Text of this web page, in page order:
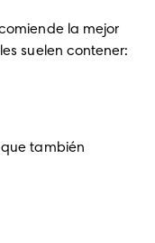
la mejor
suelen contener:
también